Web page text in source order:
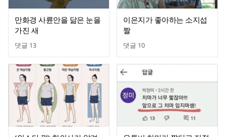
만화경 사륜안을 닮은 눈을
가진 새
댓글 13
이은지가 좋아하는 소지섭
짤
댓글 10